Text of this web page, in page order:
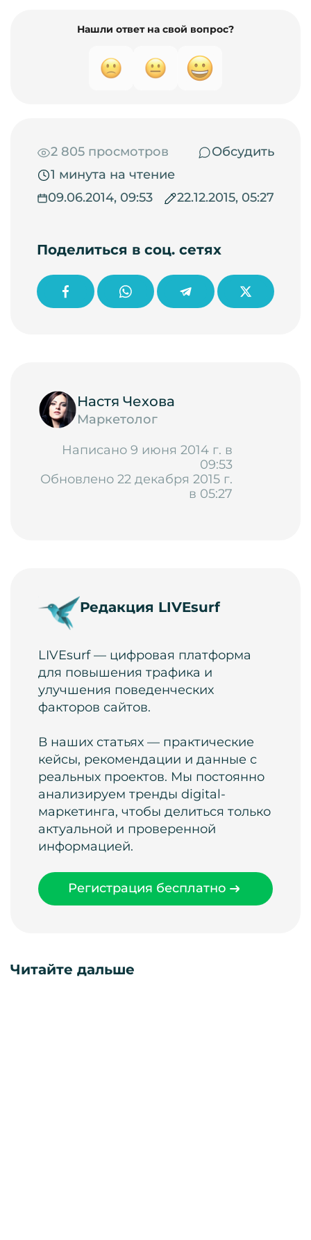
Нашли ответ на свой вопрос?
2 805 просмотров
Обсудить
1 минута на чтение
09.06.2014, 09:53
22.12.2015, 05:27
Поделиться в соц. сетях
Настя Чехова
Маркетолог
Написано 9 июня 2014 г. в
09:53
Обновлено 22 декабря 2015 г.
в 05:27
Редакция LIVEsurf
LIVEsurf — цифровая платформа
для повышения трафика и
улучшения поведенческих
факторов сайтов.
В наших статьях — практические
кейсы, рекомендации и данные с
реальных проектов. Мы постоянно
анализируем тренды digital-
маркетинга, чтобы делиться только
актуальной и проверенной
информацией.
Регистрация бесплатно
Читайте дальше